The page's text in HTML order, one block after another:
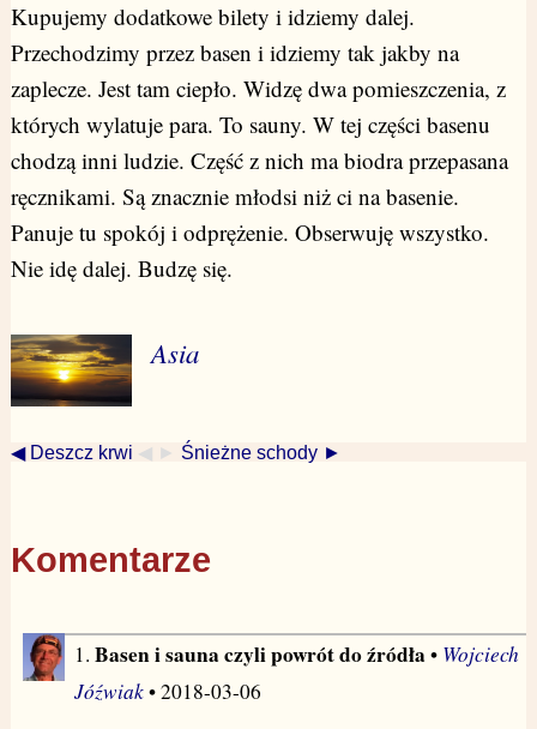
Kupujemy dodatkowe bilety i idziemy dalej.
Przechodzimy przez basen i idziemy tak jakby na
zaplecze. Jest tam ciepło. Widzę dwa pomieszczenia, z
których wylatuje para. To sauny. W tej części basenu
chodzą inni ludzie. Część z nich ma biodra przepasana
ręcznikami. Są znacznie młodsi niż ci na basenie.
Panuje tu spokój i odprężenie. Obserwuję wszystko.
Nie idę dalej. Budzę się.
Asia
◀ Deszcz krwi ◀ ► Śnieżne schody ►
Komentarze
1. Basen i sauna czyli powrót do źródła • Wojciech
Jóźwiak• 2018-03-06